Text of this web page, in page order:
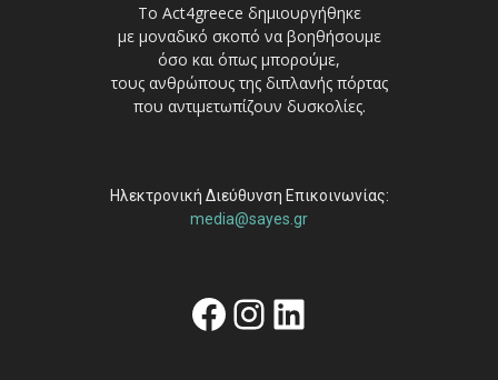
Το Act4greece δημιουργήθηκε
με μοναδικό σκοπό να βοηθήσουμε
όσο και όπως μπορούμε,
τους ανθρώπους της διπλανής πόρτας
που αντιμετωπίζουν δυσκολίες.
Ηλεκτρονική Διεύθυνση Επικοινωνίας:
media@sayes.gr
Facebook
Instagram
Linkedin